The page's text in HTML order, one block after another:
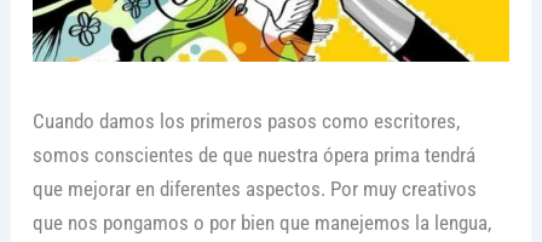
Cuando damos los primeros pasos como escritores,
somos conscientes de que nuestra ópera prima tendrá
que mejorar en diferentes aspectos. Por muy creativos
que nos pongamos o por bien que manejemos la lengua,